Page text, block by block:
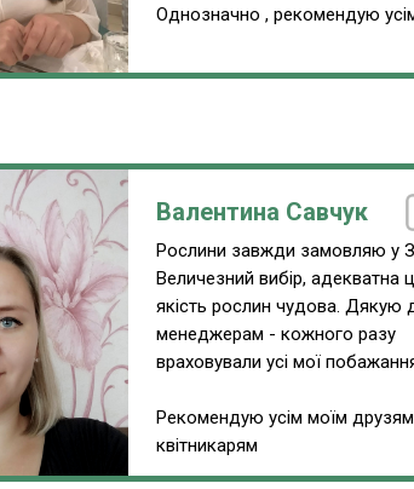
Однозначно , рекомендую
Валентина Савчук
Рослини завжди замовляю у
Величезний вибір, адекватна
якість рослин чудова. Дякую
менеджерам - кожного разу
враховували усі мої
Рекомендую усім моїм
квітникарям